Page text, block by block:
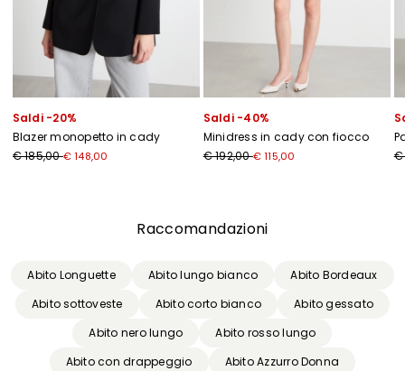
Saldi -20%
Blazer monopetto in cady
€ 185,00€ 148,00
Saldi -40%
Minidress in cady con fiocco
€ 192,00€ 115,00
€
Raccomandazioni
Abito Longuette Abito lungo bianco
Abito Bordeaux
Abito sottoveste
Abito corto bianco
Abito gessato
Abito nero lungo
Abito rosso lungo
Abito con drappeggio
Abito Azzurro Donna